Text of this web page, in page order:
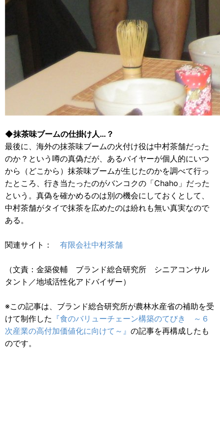
◆抹茶味ブームの仕掛け人…？
最後に、海外の抹茶味ブームの火付け役は中村茶舗だった
のか？という噂の真偽だが、あるバイヤーが個人的にいつ
から（どこから）抹茶味ブームが生じたのかを調べて行っ
たところ、行き当たったのがバンコクの「Chaho」だった
という。真偽を確かめるのは別の機会にしておくとして、
中村茶舗がタイで抹茶を広めたのは紛れも無い真実なので
ある。
関連サイト： 有限会社中村茶舗
（文責：金築俊輔 ブランド総合研究所 シニアコンサル
タント／地域活性化アドバイザー）
※この記事は、ブランド総合研究所が農林水産省の補助を受
けて制作した 『食のバリューチェーン構築のてびき ～６
次産業の高付加価値化に向けて～』 の記事を再構成したも
のです。